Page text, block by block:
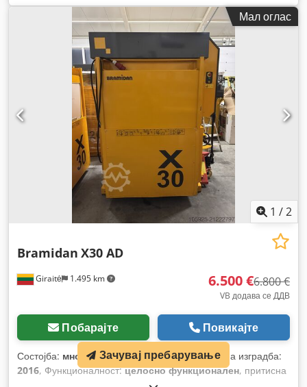
Мал оглас
1 /2
Giraitė 1.495 km
Bramidan X30 AD
6.500 €6.800 €
VB додава се ДДВ
Побарајте Повикајте
Состојба: многу добро (користено), Година на изградба:
2016, Функционалност:целосно функционален, притисна
Зачувај пребарување